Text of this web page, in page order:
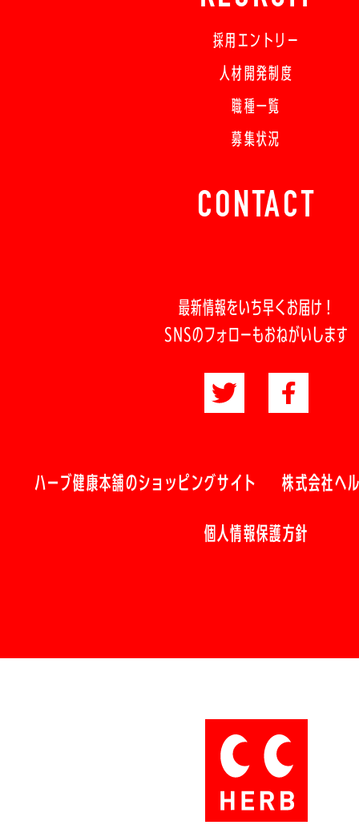
採用エントリー
人材開発制度
職種一覧
募集状況
CONTACT
最新情報をいち早くお届け！
SNSのフォローもおねがいします
ハーブ健康本舗のショッピングサイト 株式会社ヘ
個人情報保護方針